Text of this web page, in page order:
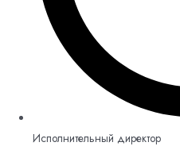
Исполнительный директор